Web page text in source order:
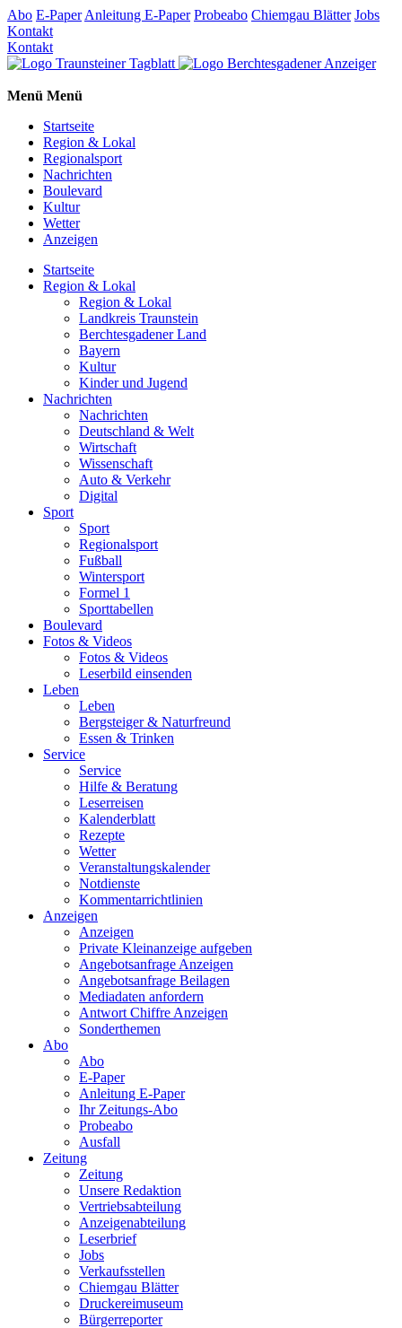
Abo E-Paper Anleitung E-Paper Probeabo Chiemgau Blätter Jobs
Kontakt
Kontakt
Menü Menü
Startseite
Region & Lokal
Regionalsport
Nachrichten
Boulevard
Kultur
Wetter
Anzeigen
Startseite
Region & Lokal
Region & Lokal
Landkreis Traunstein
Berchtesgadener Land
Bayern
Kultur
Kinder und Jugend
Nachrichten
Nachrichten
Deutschland & Welt
Wirtschaft
Wissenschaft
Auto & Verkehr
Digital
Sport
Sport
Regionalsport
Fußball
Wintersport
Formel 1
Sporttabellen
Boulevard
Fotos & Videos
Fotos & Videos
Leserbild einsenden
Leben
Leben
Bergsteiger & Naturfreund
Essen & Trinken
Service
Service
Hilfe & Beratung
Leserreisen
Kalenderblatt
Rezepte
Wetter
Veranstaltungskalender
Notdienste
Kommentarrichtlinien
Anzeigen
Anzeigen
Private Kleinanzeige aufgeben
Angebotsanfrage Anzeigen
Angebotsanfrage Beilagen
Mediadaten anfordern
Antwort Chiffre Anzeigen
Sonderthemen
Abo
Abo
E-Paper
Anleitung E-Paper
Ihr Zeitungs-Abo
Probeabo
Ausfall
Zeitung
Zeitung
Unsere Redaktion
Vertriebsabteilung
Anzeigenabteilung
Leserbrief
Jobs
Verkaufsstellen
Chiemgau Blätter
Druckereimuseum
Bürgerreporter